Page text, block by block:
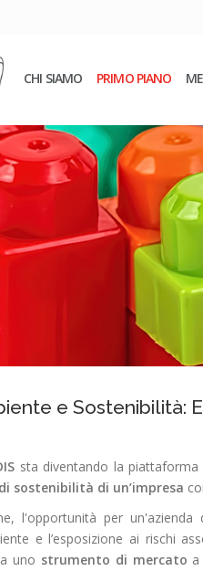
CHI SIAMO PRIMO PIANO
e Sostenibilità:
sta diventando la
sostenibilità di un’impresa
l'opportunità per
e l’esposizione ai rischi
uno strumento di mercato